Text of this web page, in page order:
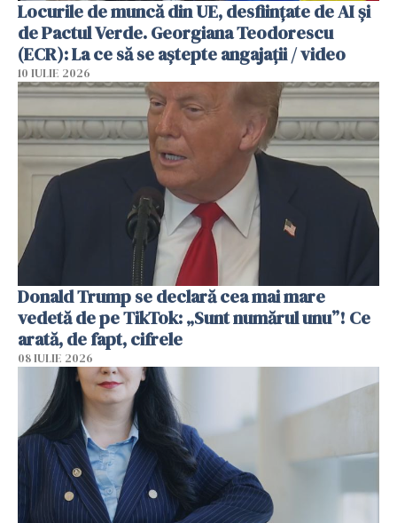
Locurile de muncă din UE, desființate de AI și
de Pactul Verde. Georgiana Teodorescu
(ECR): La ce să se aștepte angajații / video
10 IULIE 2026
Donald Trump se declară cea mai mare
vedetă de pe TikTok: „Sunt numărul unu”! Ce
arată, de fapt, cifrele
08 IULIE 2026